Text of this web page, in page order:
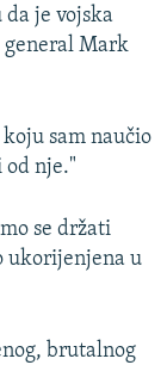
je vojska
Mark
sam naučio
od nje."
se držati
ukorijenjena u
brutalnog